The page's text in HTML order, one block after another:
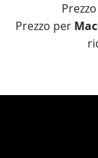
Prezzo per